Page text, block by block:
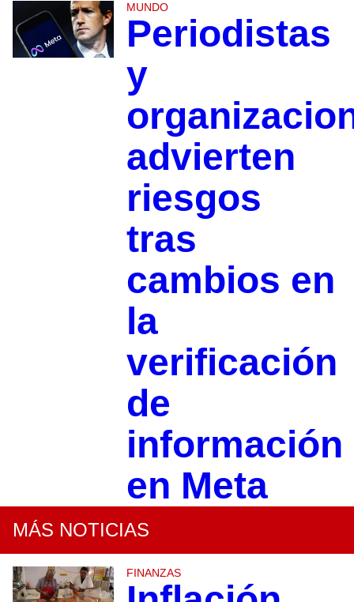
MUNDO
Periodistas
y
advierten
riesgos
tras
cambios en
la
verificación
de
información
en Meta
MÁS NOTICIAS
FINANZAS